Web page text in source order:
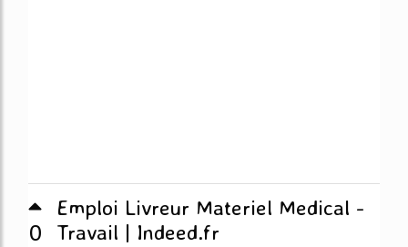
0
Emploi Livreur Materiel Medical -
Travail | Indeed.fr